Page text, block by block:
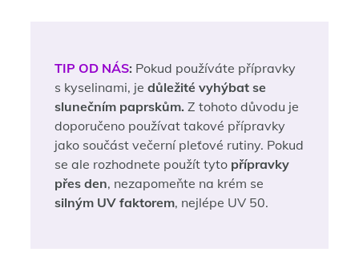
TIP OD NÁS: Pokud používáte přípravky
s kyselinami, je důležité vyhýbat se
slunečním paprskům. Z tohoto důvodu je
doporučeno používat takové přípravky
jako součást večerní pleťové rutiny. Pokud
se ale rozhodnete použít tyto přípravky
přes den, nezapomeňte na krém se
silným UV faktorem, nejlépe UV 50.